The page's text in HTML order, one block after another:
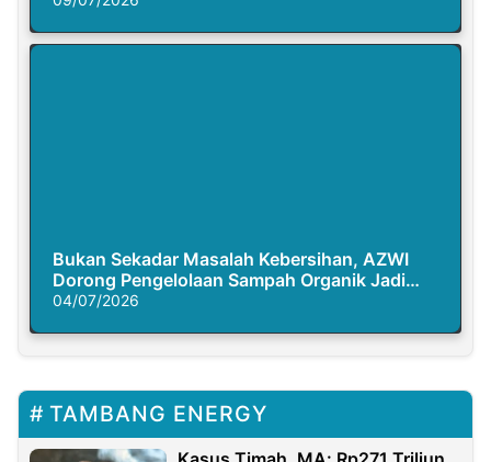
Bukan Sekadar Masalah Kebersihan, AZWI
Dorong Pengelolaan Sampah Organik Jadi
Solusi Krisis Iklim
04/07/2026
TAMBANG ENERGY